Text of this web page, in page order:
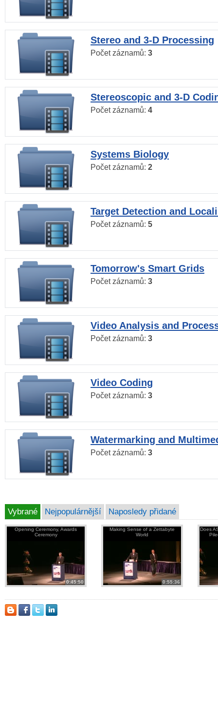
Stereo and 3-D Processing
Počet záznamů: 3
Stereoscopic and 3-D
Počet záznamů: 4
Systems Biology
Počet záznamů: 2
Target Detection and
Počet záznamů: 5
Tomorrow's Smart Grids
Počet záznamů: 3
Video Analysis and
Počet záznamů: 3
Video Coding
Počet záznamů: 3
Watermarking and
Počet záznamů: 3
Vybrané Nejpopulárnější Naposledy přidané
Opening Ceremony, Awards
Ceremony
0:45:50
Making Sense of a Zettabyte
World
0:55:36
Does